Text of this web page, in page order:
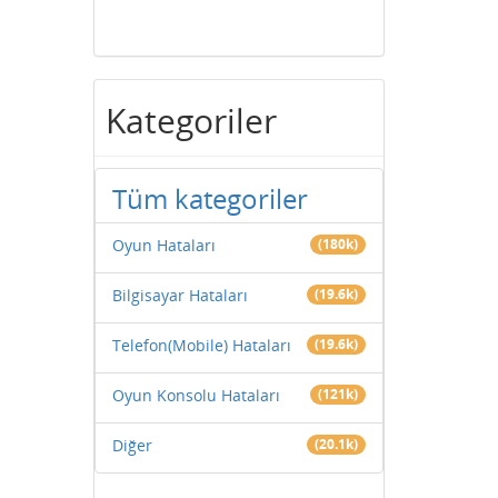
Kategoriler
Tüm kategoriler
Oyun Hataları (180k)
Bilgisayar Hataları (19.6k)
Telefon(Mobile) Hataları (19.6k)
Oyun Konsolu Hataları (121k)
Diğer (20.1k)